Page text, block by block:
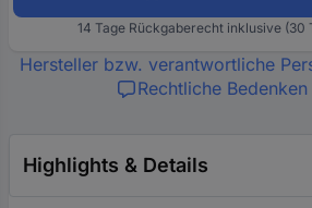
14 Tage Rückgaberecht inklusive (30
Hersteller bzw. verantwortliche
Rechtliche
Highlights & Details